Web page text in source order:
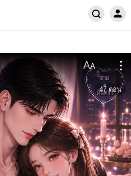
47 ตอน